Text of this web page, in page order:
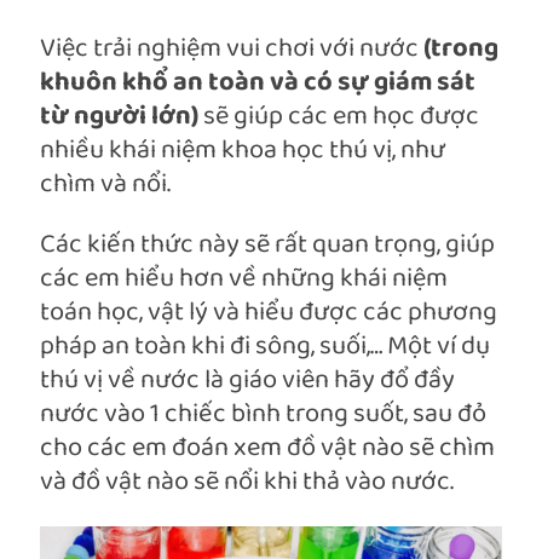
Việc trải nghiệm vui chơi với nước(trong
khuôn khổ an toàn và có sự giám sát
từ người lớn)sẽ giúp các em học được
nhiều khái niệm khoa học thú vị, như
chìm và nổi.
Các kiến thức này sẽ rất quan trọng, giúp
các em hiểu hơn về những khái niệm
toán học, vật lý và hiểu được các phương
pháp an toàn khi đi sông, suối,… Một ví dụ
thú vị về nước là giáo viên hãy đổ đầy
nước vào 1 chiếc bình trong suốt, sau đỏ
cho các em đoán xem đồ vật nào sẽ chìm
và đồ vật nào sẽ nổi khi thả vào nước.